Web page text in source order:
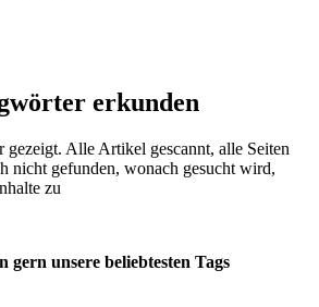
erkunden
Alle Artikel gescannt, alle Seiten
nicht gefunden, wonach gesucht wird,
zu
gern unsere beliebtesten Tags